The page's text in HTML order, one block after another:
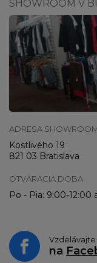
SHOWROOM V
ADRESA
Kostlivého 19
821 03 Bratislava
OTVÁRACIA DOBA
Po - Pia: 9:00-12:00
Vzdelávajte
na